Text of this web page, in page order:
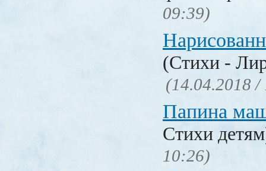
09:39)
(Стихи -
(14.04.2018 /
Папина
Стихи
10:26)